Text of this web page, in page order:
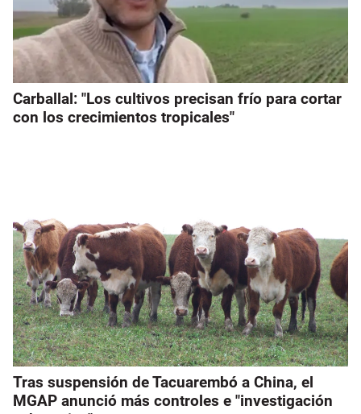
Carballal: "Los cultivos precisan frío para cortar
con los crecimientos tropicales"
Tras suspensión de Tacuarembó a China, el
MGAP anunció más controles e "investigación